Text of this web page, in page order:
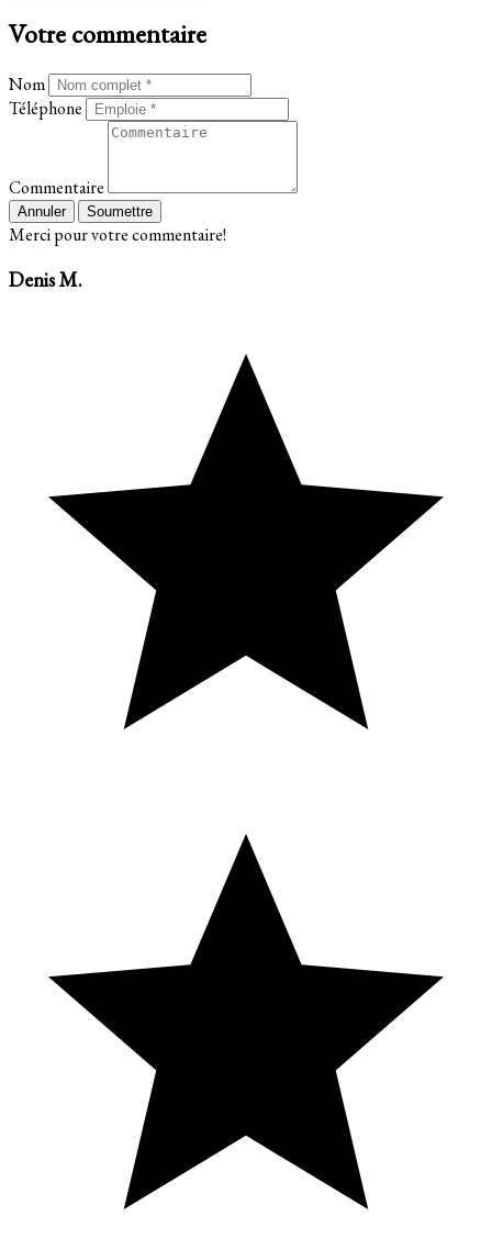
Votre commentaire
Nom
Téléphone
Commentaire
Annuler Soumettre
Merci pour votre commentaire!
Denis M.